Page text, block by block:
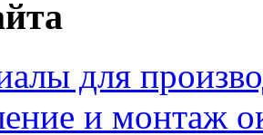
для
и монтаж